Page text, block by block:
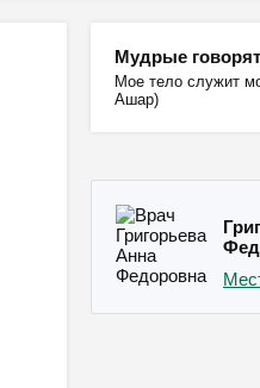
Мудрые говорят
Мое тело служит
Ашар)